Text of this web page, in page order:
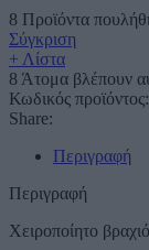
8 Προϊόντα
Σύγκριση
+ Λίστα
8 Άτομα βλέπουν
Κωδικός προϊόντος:
Share:
Περιγραφή
Περιγραφή
Χειροποίητο